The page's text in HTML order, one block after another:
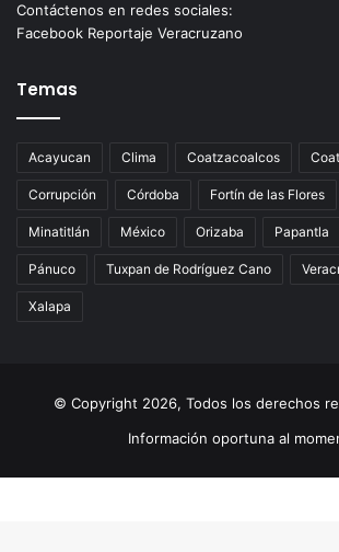
Contáctenos en redes sociales:
Facebook Reportaje Veracruzano
Temas
Acayucan Clima Coatzacoalcos
Corrupción Córdoba Fortín de las Flores
Minatitlán México Orizaba Papantla
Pánuco Tuxpan de Rodríguez Cano
Xalapa
© Copyright 2026, Todos los derechos
Información oportuna al